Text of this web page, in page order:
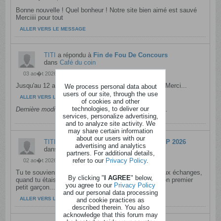
Bonne nouvelle ! Quel bonheur ! Notre site bien aimé est sauvé
Merciiii pour tout
ALLER VERS LE MESSAGE
TITI a répondu à Fin de Fou De Concours
dansCafé du coin
03 ao�t 2026, 10h10
Jusqu'au 12 août, votre contribution est bienvenue ! Merci...
ALLER VERS LE MESSAGE
Dernière modification parTITI,03 ao�t 2026, 10h22
TITI a répondu àAlbum FIFA WORLD CUP 2026
dans
Actions épargnes
02 ao�t 2026, 16h00
Tu te souviens de moi ? Nous avons fait de nombreux échanges,
quand tu étais très active, jusqu'à la naissance de ton premier
petit garçon....
ALLER VERS LE MESSAGE
We process personal data about
users of our site, through the use
of cookies and other
technologies, to deliver our
services, personalize advertising,
and to analyze site activity. We
may share certain information
about our users with our
advertising and analytics
partners. For additional details,
refer to our Privacy Policy.
By clicking "I AGREE" below,
you agree to our Privacy Policy
and our personal data processing
and cookie practices as
described therein. You also
acknowledge that this forum may